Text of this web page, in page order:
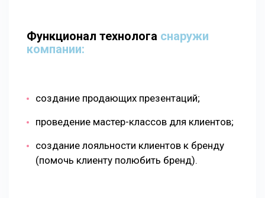
Функционал технолога снаружи
компании:
создание продающих презентаций;
проведение мастер-классов для клиентов;
создание лояльности клиентов к бренду
(помочь клиенту полюбить бренд).